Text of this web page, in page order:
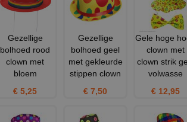
Gezellige
bolhoed rood
clown met
bloem
€ 5,25
Gezellige
bolhoed geel
met gekleurde
stippen clown
€ 7,50
Gele hoge
clown met
clown strik
volwasse
€ 12,95